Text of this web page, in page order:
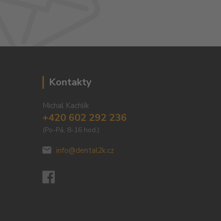
Kontakty
Michal Kachlík
+420 602 292 236
(Po-Pá, 8-16 hod.)
info@dental2k.cz